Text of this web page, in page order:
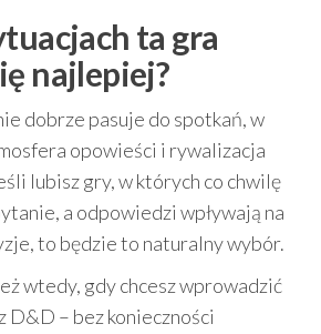
ta gra
najlepiej?
dobrze pasuje do spotkań, w
opowieści i rywalizacja
lubisz gry, w których co chwilę
a odpowiedzi wpływają na
to będzie to naturalny wybór.
wtedy, gdy chcesz wprowadzić
D&D – bez konieczności